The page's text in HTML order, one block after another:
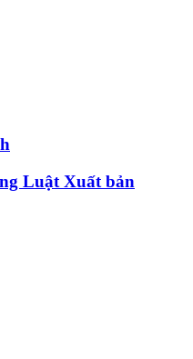
Luật Xuất bản